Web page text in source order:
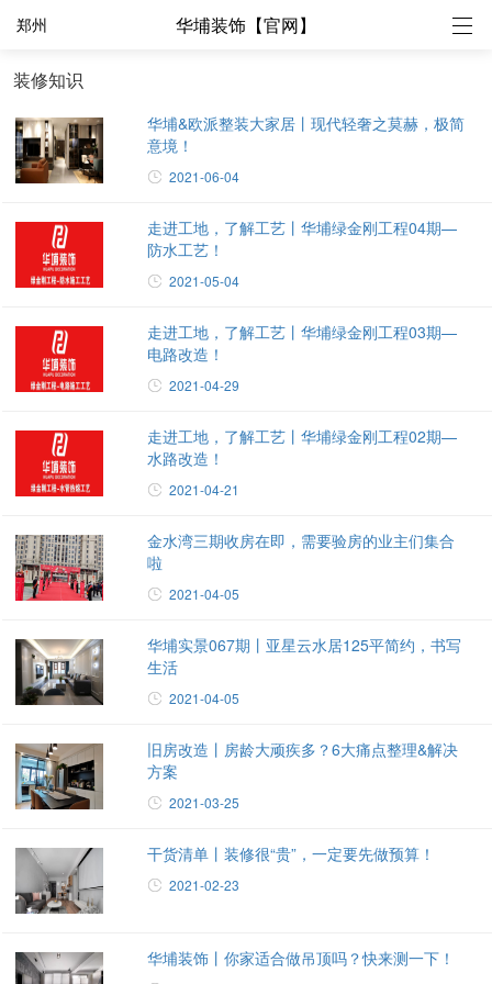
华埔装饰【官网】
郑州
装修知识
华埔&欧派整装大家居丨现代轻奢之莫赫，极简
意境！
2021-06-04
走进工地，了解工艺丨华埔绿金刚工程04期—
防水工艺！
2021-05-04
走进工地，了解工艺丨华埔绿金刚工程03期—
电路改造！
2021-04-29
走进工地，了解工艺丨华埔绿金刚工程02期—
水路改造！
2021-04-21
金水湾三期收房在即，需要验房的业主们集合
啦
2021-04-05
华埔实景067期丨亚星云水居125平简约，书写
生活
2021-04-05
旧房改造丨房龄大顽疾多？6大痛点整理&解决
方案
2021-03-25
干货清单丨装修很“贵”，一定要先做预算！
2021-02-23
华埔装饰丨你家适合做吊顶吗？快来测一下！